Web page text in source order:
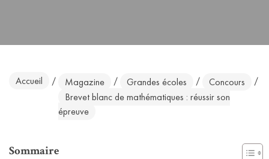
Accueil / Magazine / Grandes écoles / Concours /
Brevet blanc de mathématiques : réussir son
épreuve
Sommaire